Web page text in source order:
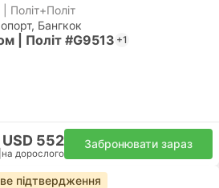
Політ+Політ
Бангкок
| Політ #G9513 +1
USD 552
на дорослого
Забронювати зараз
підтвердження